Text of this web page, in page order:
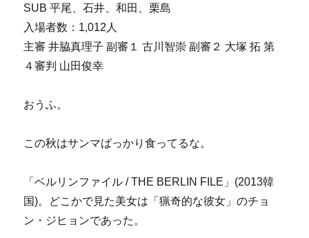
SUB 平尾、石井、和田、栗島
入場者数：1,012人
主審 井脇真理子 副審１ 古川智崇 副審２ 大塚 拓 第
４審判 山田俊幸
おうふ。
この秋はサンマばっかり食ってるな。
「ベルリンファイル / THE BERLIN FILE」(2013韓
国)。どこかで見た美女は「猟奇的な彼女」のチョ
ン・ジヒョンであった。